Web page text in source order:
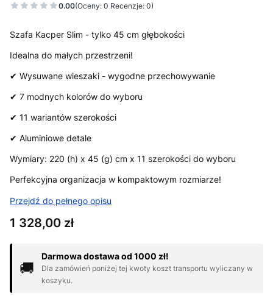
0.00(Oceny: 0 Recenzje: 0)
Szafa Kacper Slim - tylko 45 cm głębokości
Idealna do małych przestrzeni!
✔ Wysuwane wieszaki - wygodne przechowywanie
✔ 7 modnych kolorów do wyboru
✔ 11 wariantów szerokości
✔ Aluminiowe detale
Wymiary: 220 (h) x 45 (g) cm x 11 szerokości do wyboru
Perfekcyjna organizacja w kompaktowym rozmiarze!
Przejdź do pełnego opisu
Cena
1 328,00 zł
🚚
Darmowa dostawa od 1000 zł!
Dla zamówień poniżej tej kwoty koszt transportu wyliczany w
koszyku.